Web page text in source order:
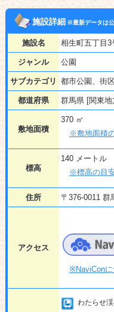
施設詳細
※最新データは公
施設名 相生町五丁目3
ジャンル 公園
サブカテゴリ 都市公園、街
都道府県 群馬県 [関東地
敷地面積
370 ㎡
※敷地面積
標高
140 メートル
※標高の目
住所 〒376-0011 群
アクセス
※NaviCon
わたらせ